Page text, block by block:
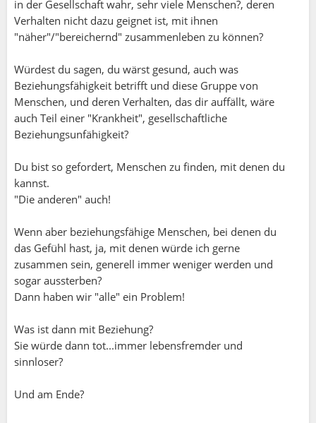
in der Gesellschaft wahr, sehr viele Menschen?, deren
Verhalten nicht dazu geignet ist, mit ihnen
"näher"/"bereichernd" zusammenleben zu können?
Würdest du sagen, du wärst gesund, auch was
Beziehungsfähigkeit betrifft und diese Gruppe von
Menschen, und deren Verhalten, das dir auffällt, wäre
auch Teil einer "Krankheit", gesellschaftliche
Beziehungsunfähigkeit?
Du bist so gefordert, Menschen zu finden, mit denen du
kannst.
"Die anderen" auch!
Wenn aber beziehungsfähige Menschen, bei denen du
das Gefühl hast, ja, mit denen würde ich gerne
zusammen sein, generell immer weniger werden und
sogar aussterben?
Dann haben wir "alle" ein Problem!
Was ist dann mit Beziehung?
Sie würde dann tot...immer lebensfremder und
sinnloser?
Und am Ende?